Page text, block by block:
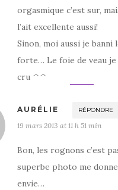
orgasmique c’est sur,
l’ait excellente aussi!
Sinon, moi aussi je
forte… Le foie de veau
cru ^^
AURÉLIE RÉPONDRE
19 mars 2013 at 11 h 51 min
Bon, les rognons c’est
superbe photo me
envie…